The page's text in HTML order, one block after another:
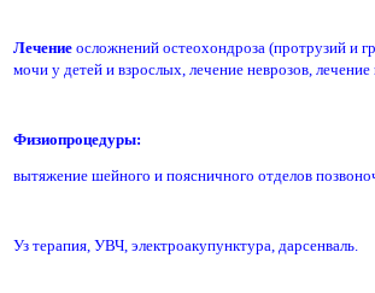
Лечение осложнений остеохондроза (протрузий и
мочи у детей и взрослых, лечение неврозов,
Физиопроцедуры:
вытяжение шейного и поясничного отделов
Уз терапия, УВЧ, электроакупунктура, дарсенваль.